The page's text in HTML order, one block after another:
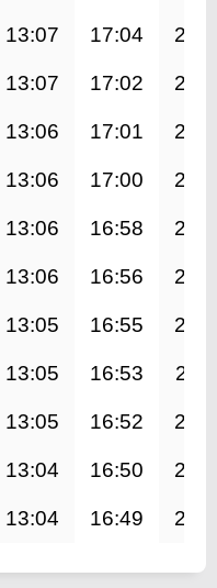
13:07 17:04
13:07 17:02
13:06 17:01
13:06 17:00
13:06 16:58
13:06 16:56
13:05 16:55
13:05 16:53
13:05 16:52
13:04 16:50
13:04 16:49